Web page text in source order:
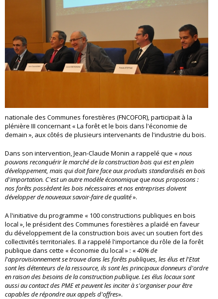
nationale des Communes forestières (FNCOFOR), participait à la
plénière III concernant « La forêt et le bois dans l'économie de
demain », aux côtés de plusieurs intervenants de l'industrie du bois.
Dans son intervention, Jean-Claude Monin a rappelé que «nous
pouvons reconquérir le marché de la construction bois qui est en plein
développement, mais qui doit faire face aux produits standardisés en bois
d'importation. C'est un autre modèle économique que nous proposons :
nos forêts possèdent les bois nécessaires et nos entreprises doivent
développer de nouveaux savoir-faire de qualité».
A l'initiative du programme « 100 constructions publiques en bois
local », le président des Communes forestières a plaidé en faveur
du développement de la construction bois avec un soutien fort des
collectivités territoriales. Il a rappelé l'importance du rôle de la forêt
publique dans cette « économie du local » : «40% de
l'approvisionnement se trouve dans les forêts publiques, les élus et l'Etat
sont les détenteurs de la ressource, ils sont les principaux donneurs d'ordre
en raison des besoins de la construction publique. Les élus locaux sont
aussi au contact des PME et peuvent les inciter à s'organiser pour être
capables de répondre aux appels d'offres».